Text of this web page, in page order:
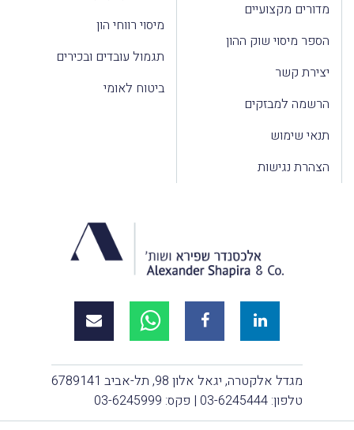
מדורים מקצועיים
הספר מיסוי שוק ההון
יצירת קשר
הרשמה למבזקים
תנאי שימוש
הצהרת נגישות
מיסוי רווחי הון
תגמול עובדים ובכירים
ביטוח לאומי
מגדל אלקטרה, יגאל אלון 98, תל-אביב 6789141
טלפון: 03-6245444 | פקס: 03-6245999